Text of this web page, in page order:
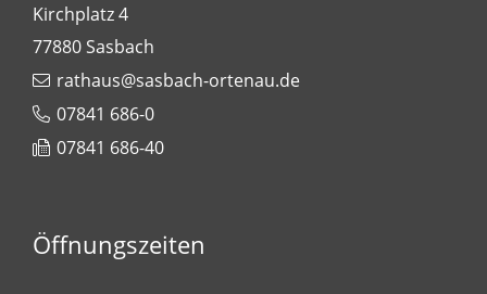
Kirchplatz 4
77880Sasbach
rathaus@sasbach-ortenau.de
07841 686-0
07841 686-40
Öffnungszeiten